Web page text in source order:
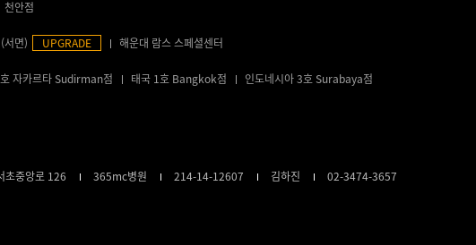
천안점
면) UPGRADE 해운대 람스 스페셜센터
자카르타 Sudirman점 태국 1호 Bangkok점 인도네시아 3호 Surabaya점
초중앙로 126 365mc병원 214-14-12607 김하진 02-3474-3657